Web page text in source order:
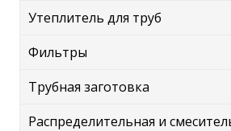
Утеплитель для труб
Фильтры
Трубная заготовка
Распределительная и